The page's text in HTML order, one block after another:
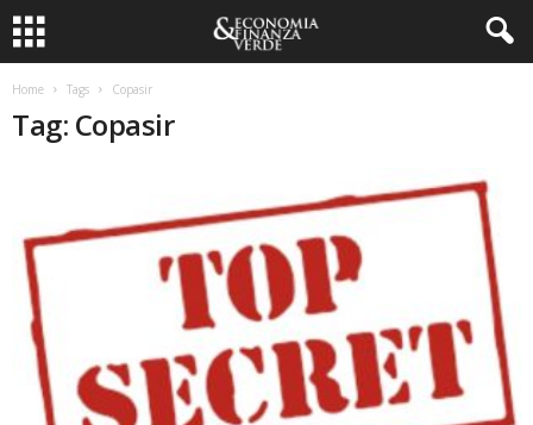
Home Tags Copasir
Tag: Copasir